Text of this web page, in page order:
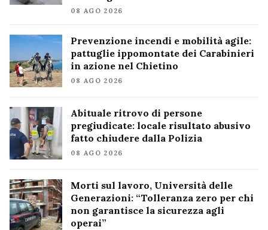
08 AGO 2026
Prevenzione incendi e mobilità agile:
pattuglie ippomontate dei Carabinieri
in azione nel Chietino
08 AGO 2026
Abituale ritrovo di persone
pregiudicate: locale risultato abusivo
fatto chiudere dalla Polizia
08 AGO 2026
Morti sul lavoro, Università delle
Generazioni: “Tolleranza zero per chi
non garantisce la sicurezza agli
operai”